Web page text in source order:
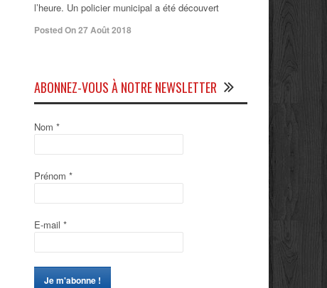
l’heure. Un policier municipal a été découvert
Posted On 27 Août 2018
ABONNEZ-VOUS À NOTRE NEWSLETTER
Nom *
Prénom *
E-mail *